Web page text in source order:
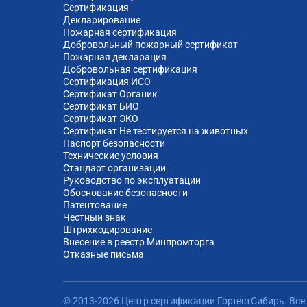
Сертификация
Декларирование
Пожарная сертификация
Добровольный пожарный сертификат
Пожарная декларация
Добровольная сертификация
Сертификация ИСО
Сертификат Органик
Сертификат БИО
Сертификат ЭКО
Сертификат Не тестируется на животных
Паспорт безопасности
Технические условия
Стандарт организации
Руководство по эксплуатации
Обоснование безопасности
Патентование
Честный знак
Штрихкодирование
Внесение в реестр Минпромторга
Отказные письма
© 2013-2026 Центр сертификации ГортестСибирь.